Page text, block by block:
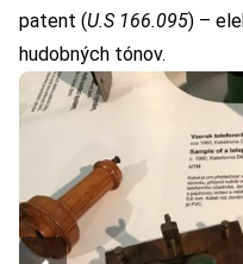
patent (U.S 166.095) –
hudobných tónov.